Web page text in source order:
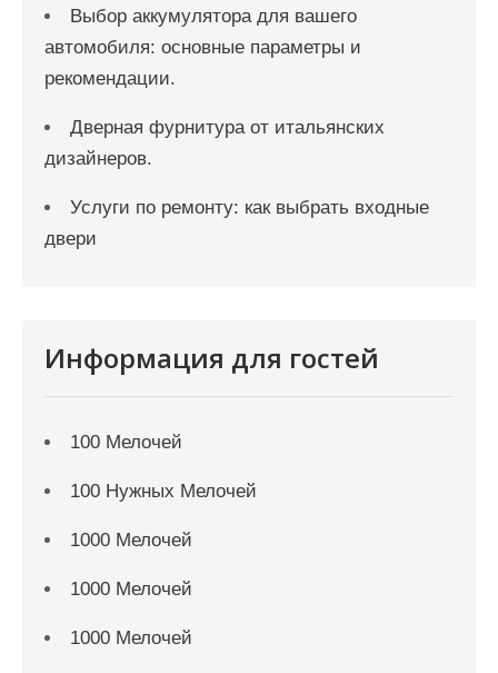
Выбор аккумулятора для вашего
автомобиля: основные параметры и
рекомендации.
Дверная фурнитура от итальянских
дизайнеров.
Услуги по ремонту: как выбрать входные
двери
Информация для гостей
100 Мелочей
100 Нужных Мелочей
1000 Мелочей
1000 Мелочей
1000 Мелочей